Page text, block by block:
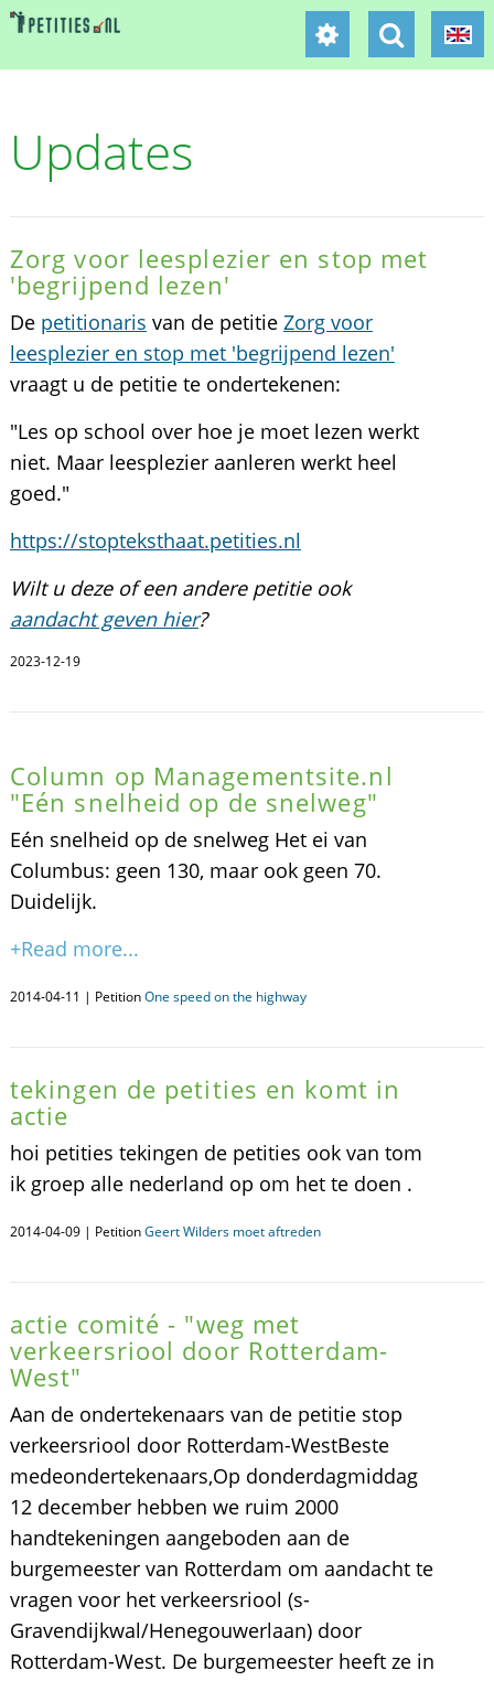
Updates
Zorg voor leesplezier en stop met
'begrijpend lezen'
De petitionaris van de petitie Zorg voor
leesplezier en stop met 'begrijpend lezen'
vraagt u de petitie te ondertekenen:
"Les op school over hoe je moet lezen werkt
niet. Maar leesplezier aanleren werkt heel
goed."
https://stopteksthaat.petities.nl
Wilt u deze of een andere petitie ook
aandacht geven hier?
2023-12-19
Column op Managementsite.nl
"Eén snelheid op de snelweg"
Eén snelheid op de snelweg Het ei van
Columbus: geen 130, maar ook geen 70.
Duidelijk.
+Read more...
2014-04-11 | PetitionOne speed on the highway
tekingen de petities en komt in
actie
hoi petities tekingen de petities ook van tom
ik groep alle nederland op om het te doen .
2014-04-09 | PetitionGeert Wilders moet aftreden
actie comité - "weg met
verkeersriool door Rotterdam-
West"
Aan de ondertekenaars van de petitie stop
verkeersriool door Rotterdam-WestBeste
medeondertekenaars,Op donderdagmiddag
12 december hebben we ruim 2000
handtekeningen aangeboden aan de
burgemeester van Rotterdam om aandacht te
vragen voor het verkeersriool (s-
Gravendijkwal/Henegouwerlaan) door
Rotterdam-West. De burgemeester heeft ze in